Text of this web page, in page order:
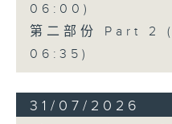
06:00)
第二部份 Part 2
06:35)
31/07/2026